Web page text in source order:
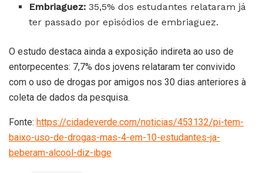
Embriaguez: 35,5% dos estudantes relataram já
ter passado por episódios de embriaguez.
O estudo destaca ainda a exposição indireta ao uso de
entorpecentes: 7,7% dos jovens relataram ter convivido
com o uso de drogas por amigos nos 30 dias anteriores à
coleta de dados da pesquisa.
Fonte: https://cidadeverde.com/noticias/453132/pi-tem-
baixo-uso-de-drogas-mas-4-em-10-estudantes-ja-
beberam-alcool-diz-ibge